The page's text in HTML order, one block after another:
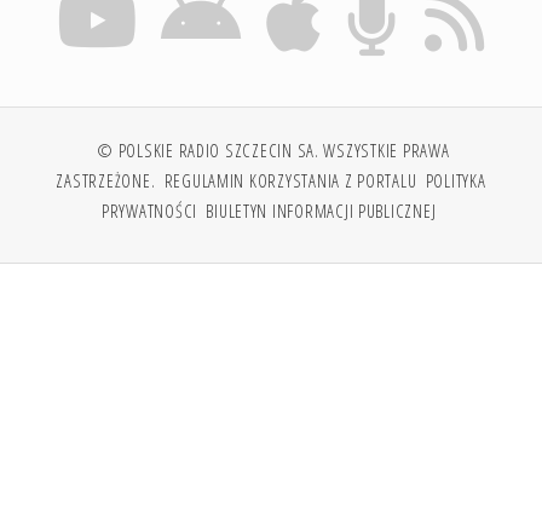
© POLSKIE RADIO SZCZECIN SA. WSZYSTKIE PRAWA
ZASTRZEŻONE. REGULAMIN KORZYSTANIA Z PORTALU POLITYKA
PRYWATNOŚCI BIULETYN INFORMACJI PUBLICZNEJ